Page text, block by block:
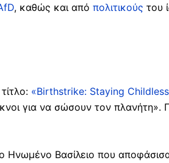
, καθώς και από πολιτικούς του
«Birthstrike: Staying
για να σώσουν τον πλανήτη».
Ηνωμένο Βασίλειο που